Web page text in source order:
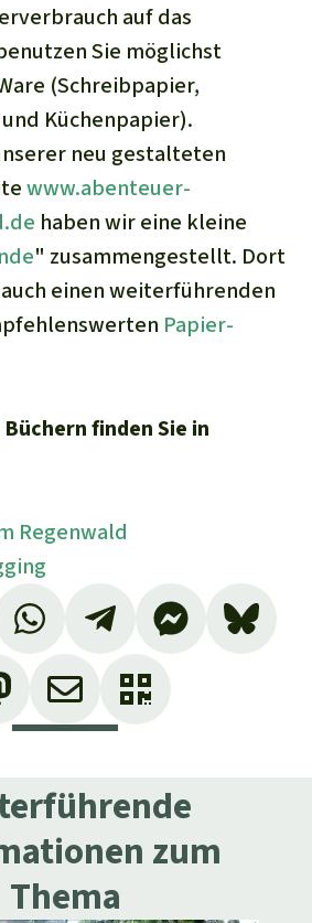
auf das
Sie möglichst
(Schreibpapier,
Küchenpapier).
neu gestalteten
www.abenteuer-
haben wir eine kleine
" zusammengestellt. Dort
einen weiterführenden
Papier-
finden Sie in
Regenwald
zum
Thema